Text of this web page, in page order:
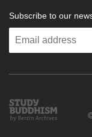
Subscribe to our
Enter
Study
Buddhism